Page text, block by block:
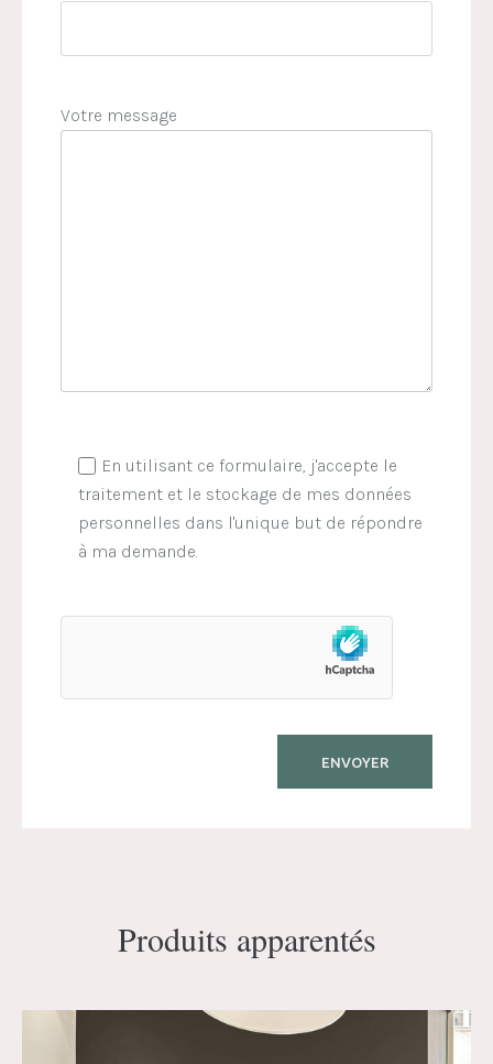
Votre message
En utilisant ce formulaire, j'accepte le
traitement et le stockage de mes données
personnelles dans l'unique but de répondre
à ma demande.
Produits apparentés